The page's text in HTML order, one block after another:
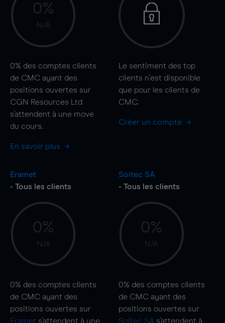
0%
N/A
0% des comptes clients
de CMC ayant des
positions ouvertes sur
CGN Resources Ltd
s'attendent à une move
du cours.
En savoir plus
Le sentiment des top
clients n'est disponible
que pour les clients de
CMC.
Créer un compte
Eramet
- Tous les clients
0%
N/A
0% des comptes clients
de CMC ayant des
positions ouvertes sur
Eramet s'attendent à une
Soitec SA
- Tous les clients
0%
N/A
0% des comptes clients
de CMC ayant des
positions ouvertes sur
Soitec SA s'attendent à